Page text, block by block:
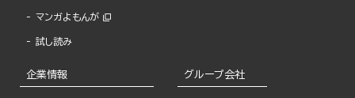
マンガよもんが
試し読み
企業情報 グループ会社